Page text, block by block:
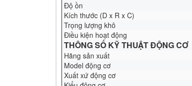
Độ ồn
Kích thước (D x R x C)
Trọng lượng khô
Điều kiện hoạt động
THÔNG SỐ KỸ THUẬT ĐỘNG CƠ
Hãng sản xuất
Model động cơ
Xuất xứ động cơ